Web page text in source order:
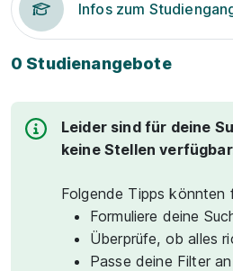
Infos zum
0 Studienangebote
Leider sind für deine
keine Stellen
Folgende Tipps könnten
Formuliere deine
Überprüfe, ob alles
Passe deine Filter an